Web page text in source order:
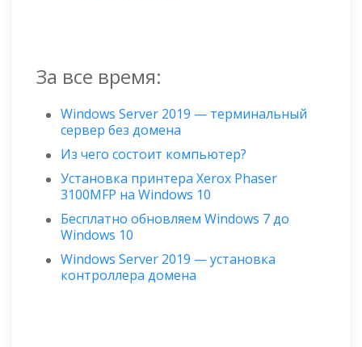
За все время:
Windows Server 2019 — терминальный
сервер без домена
Из чего состоит компьютер?
Установка принтера Xerox Phaser
3100MFP на Windows 10
Бесплатно обновляем Windows 7 до
Windows 10
Windows Server 2019 — установка
контроллера домена